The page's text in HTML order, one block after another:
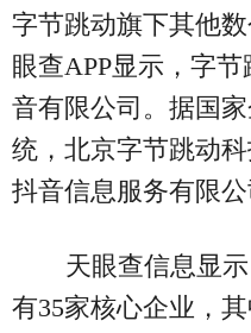
字节跳动旗下其他
眼查APP显示，字
音有限公司。据国
统，北京字节跳动
抖音信息服务有限公
天眼查信息显
有35家核心企业，